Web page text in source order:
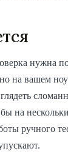
нужна
на вашем
на
ручного